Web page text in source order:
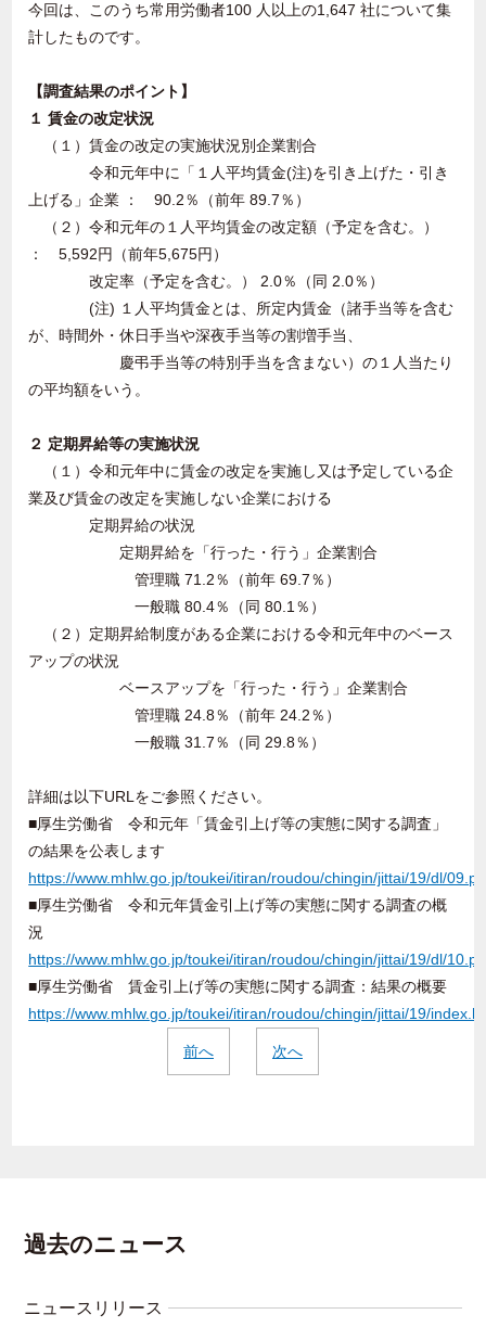
今回は、このうち常用労働者100 人以上の1,647 社について集
計したものです。
【調査結果のポイント】
１ 賃金の改定状況
（１）賃金の改定の実施状況別企業割合
令和元年中に「１人平均賃金(注)を引き上げた・引き
上げる」企業 ： 90.2％（前年 89.7％）
（２）令和元年の１人平均賃金の改定額（予定を含む。）
： 5,592円（前年5,675円）
改定率（予定を含む。） 2.0％（同 2.0％）
(注) １人平均賃金とは、所定内賃金（諸手当等を含む
が、時間外・休日手当や深夜手当等の割増手当、
慶弔手当等の特別手当を含まない）の１人当たり
の平均額をいう。
２ 定期昇給等の実施状況
（１）令和元年中に賃金の改定を実施し又は予定している企
業及び賃金の改定を実施しない企業における
定期昇給の状況
定期昇給を「行った・行う」企業割合
管理職 71.2％（前年 69.7％）
一般職 80.4％（同 80.1％）
（２）定期昇給制度がある企業における令和元年中のベース
アップの状況
ベースアップを「行った・行う」企業割合
管理職 24.8％（前年 24.2％）
一般職 31.7％（同 29.8％）
詳細は以下URLをご参照ください。
■厚生労働省 令和元年「賃金引上げ等の実態に関する調査」
の結果を公表します
https://www.mhlw.go.jp/toukei/itiran/roudou/chingin/jittai/19/dl/
■厚生労働省 令和元年賃金引上げ等の実態に関する調査の概
況
https://www.mhlw.go.jp/toukei/itiran/roudou/chingin/jittai/19/dl/
■厚生労働省 賃金引上げ等の実態に関する調査：結果の概要
https://www.mhlw.go.jp/toukei/itiran/roudou/chingin/jittai/19/
前へ 次へ
過去のニュース
ニュースリリース